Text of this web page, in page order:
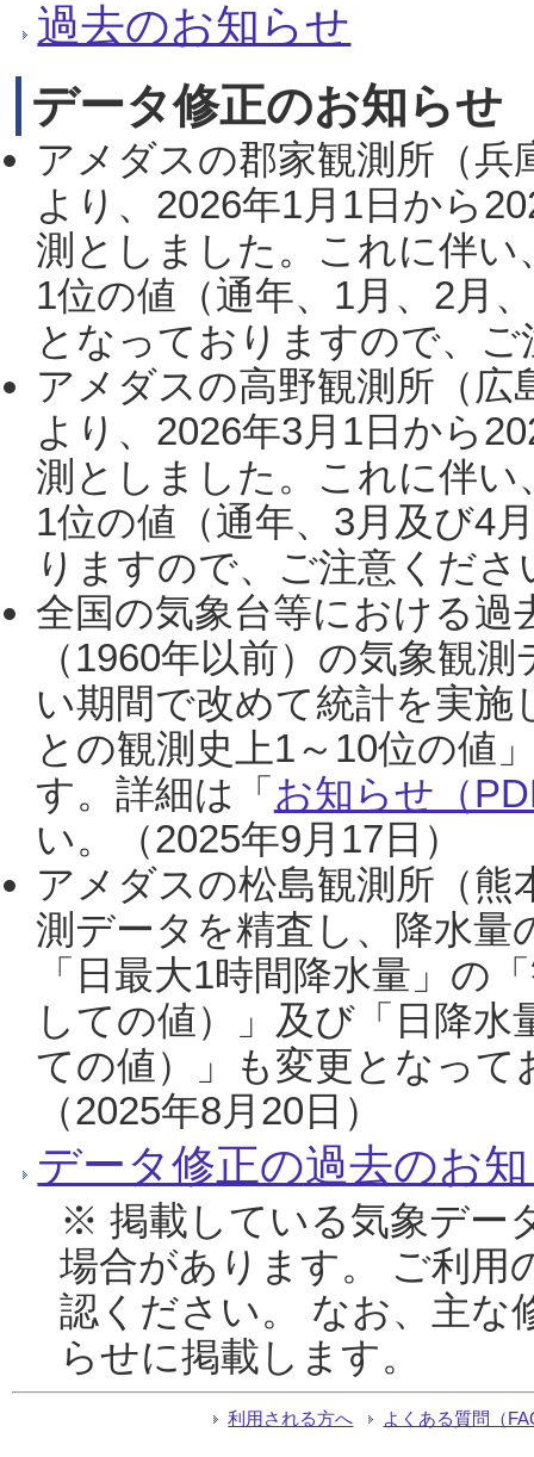
過去のお知らせ
データ修正のお知らせ
アメダスの郡家観測所（
より、2026年1月1日から
測としました。これに伴い
1位の値（通年、1月、2月
となっておりますので、
アメダスの高野観測所（
より、2026年3月1日から
測としました。これに伴い
1位の値（通年、3月及び4
りますので、ご注意くだ
全国の気象台等における過
（1960年以前）の気象観
い期間で改めて統計を実
との観測史上1～10位の値
す。詳細は「 お知らせ（
い。（2025年9月17日）
アメダスの松島観測所（熊
測データを精査し、降水
「日最大1時間降水量」の
しての値）」及び「日降
ての値）」も変更となっ
（2025年8月20日）
データ修正の過去のお
※ 掲載している気象デー
場合があります。 ご利用
認ください。 なお、主な
らせに掲載します。
利用される方へ よくある質問（